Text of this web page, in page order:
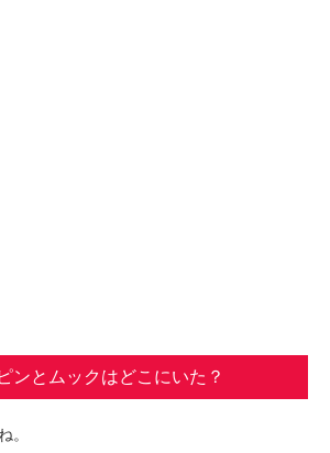
ンとムックはどこにいた？
。